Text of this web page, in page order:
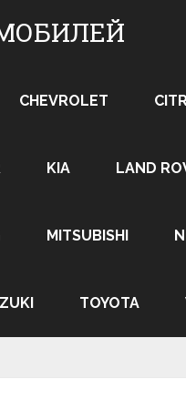
CHEVROLET
KIA LAND
MITSUBISHI
TOYOTA